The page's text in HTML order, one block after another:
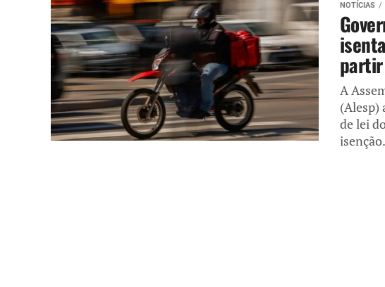
NOTÍCIAS
A
(Alesp)
de lei